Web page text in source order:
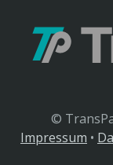
©
Impressum •